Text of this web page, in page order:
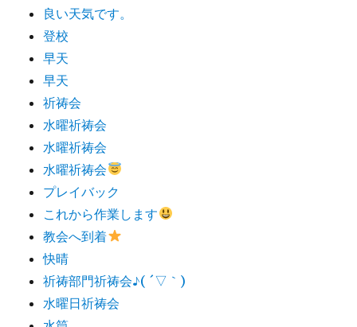
良い天気です。
登校
早天
早天
祈祷会
水曜祈祷会
水曜祈祷会
水曜祈祷会
プレイバック
これから作業します
教会へ到着
快晴
祈祷部門祈祷会♪( ´▽｀)
水曜日祈祷会